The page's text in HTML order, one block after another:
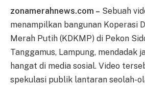
zonamerahnews.com – Sebuah
menampilkan bangunan Koperasi
Merah Putih (KDKMP) di Pekon
Tanggamus, Lampung, mendadak
hangat di media sosial. Video
spekulasi publik lantaran seolah-